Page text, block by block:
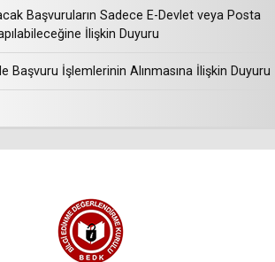
Başvuruların Sadece E-Devlet veya Posta
İlişkin Duyuru
Başvuru İşlemlerinin Alınmasına İlişkin Duyuru